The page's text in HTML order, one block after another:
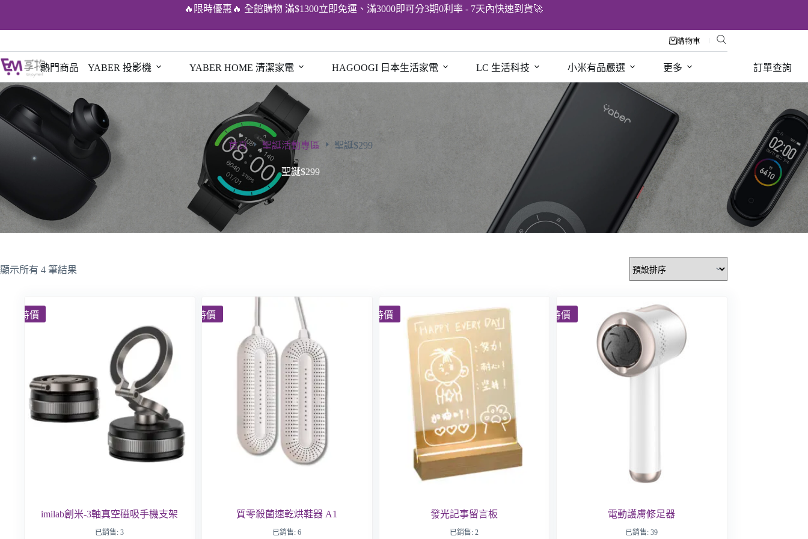
🔥限時優惠🔥 全館購物 滿$1300立即免運、滿3000即可分3期0利率 - 7天內快速到貨🚀
購物車
熱門商品 YABER 投影機 YABER HOME 清潔家電 HAGOOGI 日本生活家電 LC 生活科技 小米有品嚴選 更多 訂單查詢
首頁 聖誕活動專區 聖誕$299
聖誕$299
顯示所有 4 筆結果
特價
imilab創米-3軸真空磁吸手機支架
已銷售: 3
特價
質零殺菌速乾烘鞋器 A1
已銷售: 6
特價
發光記事留言板
已銷售: 2
特價
電動護膚修足器
已銷售: 39